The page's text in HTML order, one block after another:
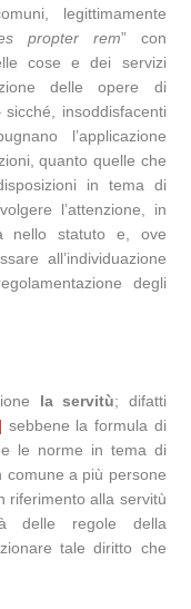
legittimamente
propter rem” con
cose e dei servizi
delle opere di
insoddisfacenti
l’applicazione
quanto quelle che
in tema di
l’attenzione, in
nello statuto e, ove
all’individuazione
degli
la servitù; difatti
sebbene la formula di
le norme in tema di
comune a più persone
riferimento alla servitù
delle regole della
tale diritto che